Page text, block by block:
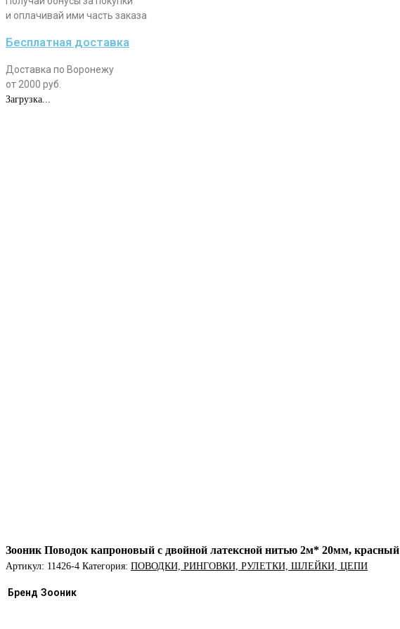
и оплачивай ими часть заказа
Бесплатная доставка
Доставка по Воронежу
от 2000 руб.
Загрузка...
Зооник Поводок капроновый с двойной латексной нитью 2м* 20мм, красный
Артикул: 11426-4 Категория: ПОВОДКИ, РИНГОВКИ, РУЛЕТКИ, ШЛЕЙКИ, ЦЕПИ
Бренд Зооник